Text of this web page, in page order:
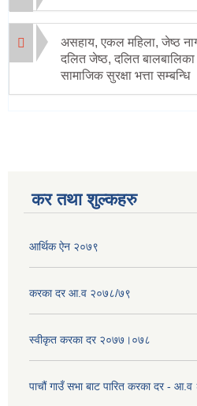
असहाय, एकल महिला, जेष्ठ
दलित जेष्ठ, दलित
सामाजिक सुरक्षा भत्ता सम्बन्धि
कर तथा शुल्कहरु
आर्थिक ऐन २०७९
करका दर आ.व २०७८/७९
स्वीकृत करका दर २०७७।०७८
पाचौं गाउँ सभा बाट पारित करका दर -